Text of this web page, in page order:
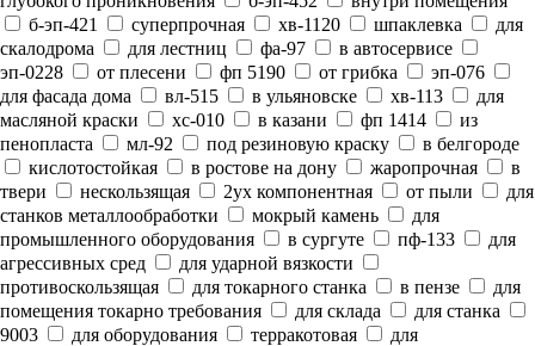
б-эп-421
суперпрочная хв-1120 шпаклевка
для
скалодрома
для лестниц фа-97
в автосервисе
эп-0228
от плесени фп 5190 от грибка
эп-076
для фасада дома
вл-515 в ульяновске хв-113
для
масляной краски
хс-010 в казани фп 1414
из
пенопласта
мл-92 под резиновую краску
в белгороде
кислотостойкая
в ростове на дону жаропрочная
в
твери
нескользящая 2ух компонентная от пыли
для
станков металлообработки
мокрый камень
для
промышленного оборудования
в сургуте пф-133
для
агрессивных сред
для ударной вязкости
противоскользящая
для токарного станка в пензе
для
помещения токарно требования
для склада
для станка
9003
для оборудования терракотовая
для